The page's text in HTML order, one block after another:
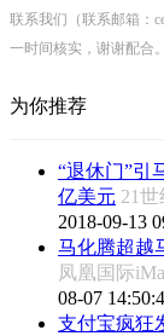
联系我们（联系邮箱：
一时间核实，谢谢配合。
为你推荐
“退休门”引
亿美元 21
2018-09-13
马化腾超越
凤凰国际
08-07
支付宝疯狂